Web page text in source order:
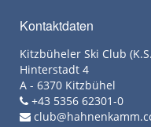
Kontaktdaten
Kitzbüheler Ski Club
Hinterstadt 4
A - 6370 Kitzbühel
+43 5356 62301-0